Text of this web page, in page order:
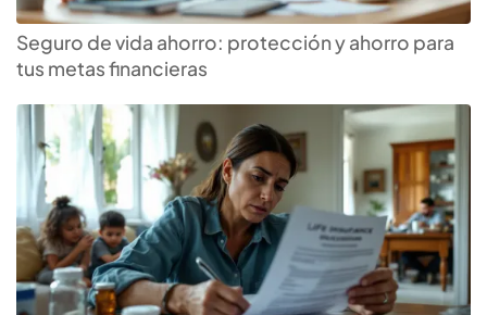
Seguro de vida ahorro: protección y ahorro para
tus metas financieras